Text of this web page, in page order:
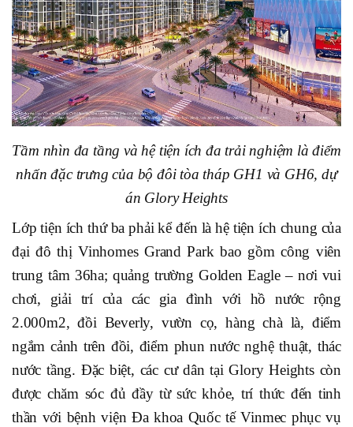
Tầm nhìn đa tầng và hệ tiện ích đa trải nghiệm là điểm
nhấn đặc trưng của bộ đôi tòa tháp GH1 và GH6, dự
án Glory Heights
Lớp tiện ích thứ ba phải kể đến là hệ tiện ích chung của
đại đô thị Vinhomes Grand Park bao gồm công viên
trung tâm 36ha; quảng trường Golden Eagle – nơi vui
chơi, giải trí của các gia đình với hồ nước rộng
2.000m2, đồi Beverly, vườn cọ, hàng chà là, điểm
ngắm cảnh trên đồi, điểm phun nước nghệ thuật, thác
nước tầng. Đặc biệt, các cư dân tại Glory Heights còn
được chăm sóc đủ đầy từ sức khỏe, trí thức đến tinh
thần với bệnh viện Đa khoa Quốc tế Vinmec phục vụ